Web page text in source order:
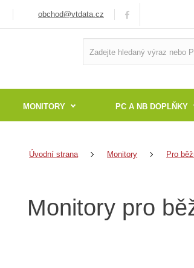
obchod@vtdata.cz
MONITORY PC A NB DOPLŇKY
Úvodní strana Monitory Pro
Monitory pro